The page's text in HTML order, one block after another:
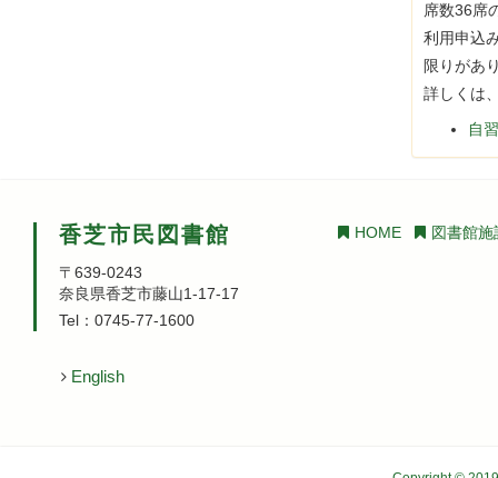
席数36席
利用申込
限りがあ
詳しくは
自
香芝市民図書館
〒639-0243
奈良県香芝市藤山1-17-17
Tel：0745-77-1600
English
HOME 図書館施